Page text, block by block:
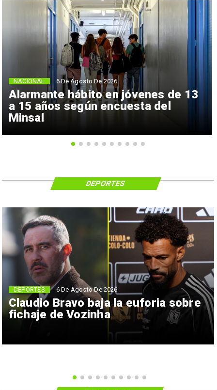
Alarmante hábito en jóvenes de 13
a 15 años según encuesta del
Minsal
NACIONAL 6 De Agosto De 2026
Claudio Bravo baja la euforia sobre
fichaje de Vozinha
DEPORTES 6 De Agosto De 2026
DEPORTES